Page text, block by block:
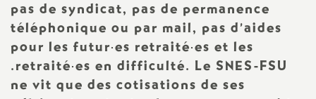
s
E
pas de syndicat, pas de permanence
téléphonique ou par mail, pas d’aides
pour les futur·es retraité·es et les
.retraité·es en difficulté. Le SNES-FSU
ne vit que des cotisations de ses